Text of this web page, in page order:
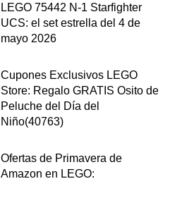
LEGO 75442 N-1 Starfighter
UCS: el set estrella del 4 de
mayo 2026
Cupones Exclusivos LEGO
Store: Regalo GRATIS Osito de
Peluche del Día del
Niño(40763)
Ofertas de Primavera de
Amazon en LEGO: